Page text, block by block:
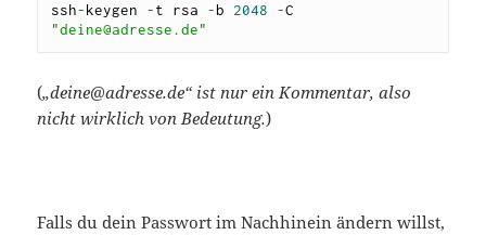
ssh-keygen -t rsa -b 2048 -
"deine@adresse.de"
(„deine@adresse.de“ ist nur ein Kommentar, also
nicht wirklich von Bedeutung.)
Falls du dein Passwort im Nachhinein ändern willst,